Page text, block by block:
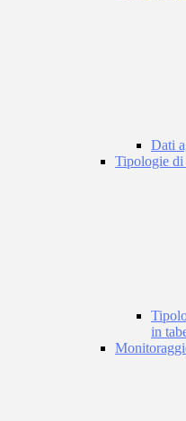
Dati
Tipologie di
in